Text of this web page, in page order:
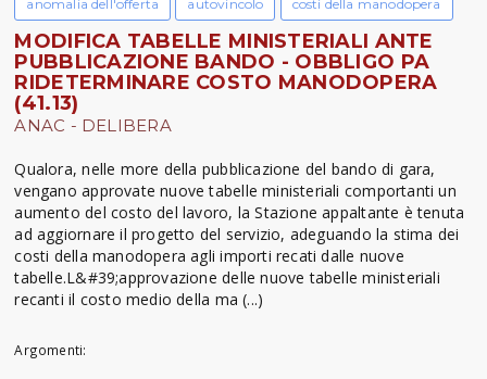
anomalia dell'offerta autovincolo costi della manodopera
MODIFICA TABELLE MINISTERIALI ANTE
PUBBLICAZIONE BANDO - OBBLIGO PA
RIDETERMINARE COSTO MANODOPERA
(41.13)
ANAC - DELIBERA
Qualora, nelle more della pubblicazione del bando di gara,
vengano approvate nuove tabelle ministeriali comportanti un
aumento del costo del lavoro, la Stazione appaltante è tenuta
ad aggiornare il progetto del servizio, adeguando la stima dei
costi della manodopera agli importi recati dalle nuove
tabelle.L&#39;approvazione delle nuove tabelle ministeriali
recanti il costo medio della ma (...)
Argomenti: